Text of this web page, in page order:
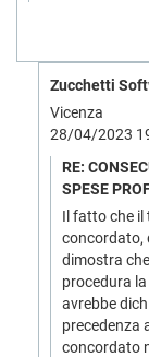
Zucchetti
Vicenza
28/04/2023
RE:
SPESE
Il fatto che il
concordato,
dimostra
procedura
avrebbe
precedenza
concordato